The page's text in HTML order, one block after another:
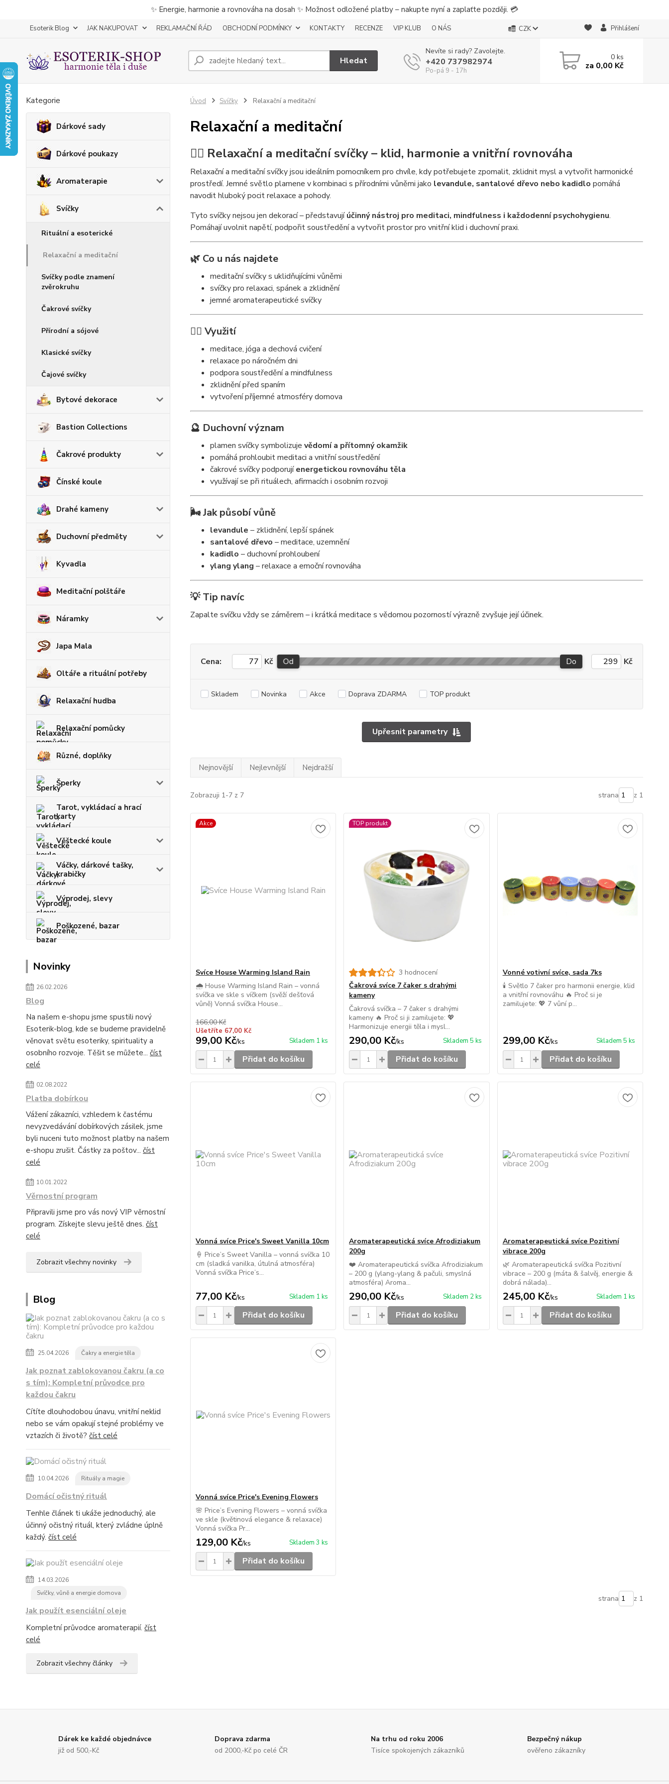
✨ Energie, harmonie a rovnováha na dosah ✨ Možnost odložené platby – nakupte nyní a zaplaťte později. 💳
Esoterik Blog JAK NAKUPOVAT REKLAMAČNÍ ŘÁD OBCHODNÍ PODMÍNKY KONTAKTY RECENZE VIP KLUB O NÁS CZK Přihlášení
Hledat
Nevíte si rady? Zavolejte.
+420 737982974
Po-pá 9 - 17h
0ks
za 0,00 Kč
Kategorie
Dárkové sady
Dárkové poukazy
Aromaterapie
Svíčky
Rituální a esoterické
Relaxační a meditační
Svíčky podle znamení
zvěrokruhu
Čakrové svíčky
Přírodní a sójové
Klasické svíčky
Čajové svíčky
Bytové dekorace
Bastion Collections
Čakrové produkty
Čínské koule
Drahé kameny
Duchovní předměty
Kyvadla
Meditační polštáře
Náramky
Japa Mala
Oltáře a rituální potřeby
Relaxační hudba
Relaxační pomůcky
Různé, doplňky
Šperky
Tarot, vykládací a hrací
karty
Věštecké koule
Váčky, dárkové tašky,
krabičky
Výprodej, slevy
Poškozené, bazar
Novinky
26.02.2026
Blog
Na našem e-shopu jsme spustili nový
Esoterik-blog, kde se budeme pravidelně
věnovat světu esoteriky, spirituality a
osobního rozvoje. Těšit se můžete... číst
celé
02.08.2022
Platba dobírkou
Vážení zákazníci, vzhledem k častému
nevyzvedávání dobírkových zásilek, jsme
byli nuceni tuto možnost platby na našem
e-shopu zrušit. Částky za poštov... číst
celé
10.01.2022
Věrnostní program
Připravili jsme pro vás nový VIP věrnostní
program. Získejte slevu ještě dnes. číst
celé
Zobrazit všechny novinky
Blog
25.04.2026 Čakry a energie těla
Jak poznat zablokovanou čakru (a co
s tím): Kompletní průvodce pro
každou čakru
Cítíte dlouhodobou únavu, vnitřní neklid
nebo se vám opakují stejné problémy ve
vztazích či životě? číst celé
10.04.2026 Rituály a magie
Domácí očistný rituál
Tenhle článek ti ukáže jednoduchý, ale
účinný očistný rituál, který zvládne úplně
každý. číst celé
14.03.2026
Svíčky, vůně a energie domova
Jak použít esenciální oleje
Kompletní průvodce aromaterapií. číst
celé
Zobrazit všechny články
Úvod Svíčky Relaxační a meditační
Relaxační a meditační
🧘‍♀️ Relaxační a meditační svíčky – klid, harmonie a vnitřní rovnováha
Relaxační a meditační svíčky jsou ideálním pomocníkem pro chvíle, kdy potřebujete zpomalit, zklidnit mysl a vytvořit harmonické
prostředí. Jemné světlo plamene v kombinaci s přírodními vůněmi jako levandule, santalové dřevo nebo kadidlo pomáhá
navodit hluboký pocit relaxace a pohody.
Tyto svíčky nejsou jen dekorací – představujíúčinný nástroj pro meditaci, mindfulness i každodenní psychohygienu.
Pomáhají uvolnit napětí, podpořit soustředění a vytvořit prostor pro vnitřní klid i duchovní praxi.
🌿 Co u nás najdete
meditační svíčky s uklidňujícími vůněmi
svíčky pro relaxaci, spánek a zklidnění
jemné aromaterapeutické svíčky
🧘‍♀️ Využití
meditace, jóga a dechová cvičení
relaxace po náročném dni
podpora soustředění a mindfulness
zklidnění před spaním
vytvoření příjemné atmosféry domova
🔮 Duchovní význam
plamen svíčky symbolizuje vědomí a přítomný okamžik
pomáhá prohloubit meditaci a vnitřní soustředění
čakrové svíčky podporujíenergetickou rovnováhu těla
využívají se při rituálech, afirmacích i osobním rozvoji
🌬️ Jak působí vůně
levandule – zklidnění, lepší spánek
santalové dřevo – meditace, uzemnění
kadidlo – duchovní prohloubení
ylang ylang – relaxace a emoční rovnováha
💡 Tip navíc
Zapalte svíčku vždy se záměrem – i krátká meditace s vědomou pozorností výrazně zvyšuje její účinek.
Upřesnit parametry
Cena: Kč Od Do Kč
Skladem Novinka Akce Doprava ZDARMA TOP produkt
Nejnovější Nejlevnější Nejdražší
Zobrazuji 1-7 z 7 strana z 1
Akce
Svíce House Warming Island Rain
🌧️ House Warming Island Rain – vonná
svíčka ve skle s víčkem (svěží dešťová
vůně) Vonná svíčka House...
166,00 Kč
Ušetříte 67,00 Kč
99,00 Kč/ks Skladem 1 ks
Přidat do košíku
TOP produkt
3 hodnocení
Čakrová svíce 7 čaker s drahými
kameny
Čakrová svíčka – 7 čaker s drahými
kameny 🔥 Proč si ji zamilujete: 💖
Harmonizuje energii těla i mysl...
290,00 Kč/ks Skladem 5 ks
Přidat do košíku
Vonné votivní svíce, sada 7ks
🕯️ Světlo 7 čaker pro harmonii energie, klid
a vnitřní rovnováhu 🔥 Proč si je
zamilujete: 💖 7 vůní p...
299,00 Kč/ks Skladem 5 ks
Přidat do košíku
Vonná svíce Price's Sweet Vanilla 10cm
🍦 Price’s Sweet Vanilla – vonná svíčka 10
cm (sladká vanilka, útulná atmosféra)
Vonná svíčka Price’s...
77,00 Kč/ks Skladem 1 ks
Přidat do košíku
Aromaterapeutická svíce Afrodiziakum
200g
❤️ Aromaterapeutická svíčka Afrodiziakum
– 200 g (ylang-ylang & pačuli, smyslná
atmosféra) Aroma...
290,00 Kč/ks Skladem 2 ks
Přidat do košíku
Aromaterapeutická svíce Pozitivní
vibrace 200g
🌿 Aromaterapeutická svíčka Pozitivní
vibrace – 200 g (máta & šalvěj, energie &
dobrá nálada)...
245,00 Kč/ks Skladem 1 ks
Přidat do košíku
Vonná svíce Price's Evening Flowers
🌸 Price’s Evening Flowers – vonná svíčka
ve skle (květinová elegance & relaxace)
Vonná svíčka Pr...
129,00 Kč/ks Skladem 3 ks
Přidat do košíku
strana z 1
Dárek ke každé objednávce
již od 500,-Kč
Doprava zdarma
od 2000,-Kč po celé ČR
Na trhu od roku 2006
Tisíce spokojených zákazníků
Bezpečný nákup
ověřeno zákazníky